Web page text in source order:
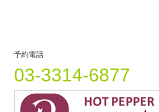
予約電話
03-3314-6877